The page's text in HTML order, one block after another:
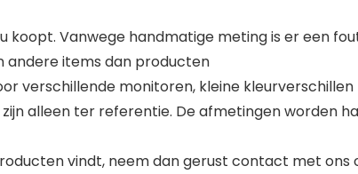
koopt. Vanwege handmatige meting is er een
andere items dan producten
verschillende monitoren, kleine
alleen ter referentie. De afmetingen worden
vindt, neem dan gerust contact met